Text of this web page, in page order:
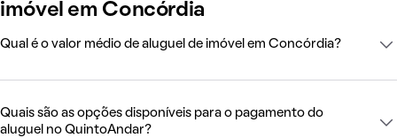
imóvel em Concórdia
Qual é o valor médio de aluguel de imóvel em Concórdia?
Quais são as opções disponíveis para o pagamento do
aluguel no QuintoAndar?